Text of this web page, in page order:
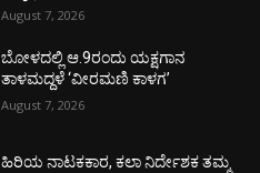
August 7, 2026
ಬೋಳದಲ್ಲಿ ಆ.9ರಂದು ಯಕ್ಷಗಾನ
ತಾಳಮದ್ದಳೆ ‘ವೀರಮಣಿ ಕಾಳಗ’
August 7, 2026
ಹಿರಿಯ ನಾಟಕಕಾರ, ಕಲಾ ನಿರ್ದೇಶಕ ತಮ್ಮ